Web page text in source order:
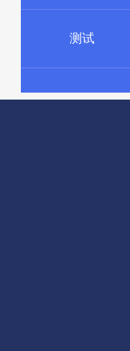
测试